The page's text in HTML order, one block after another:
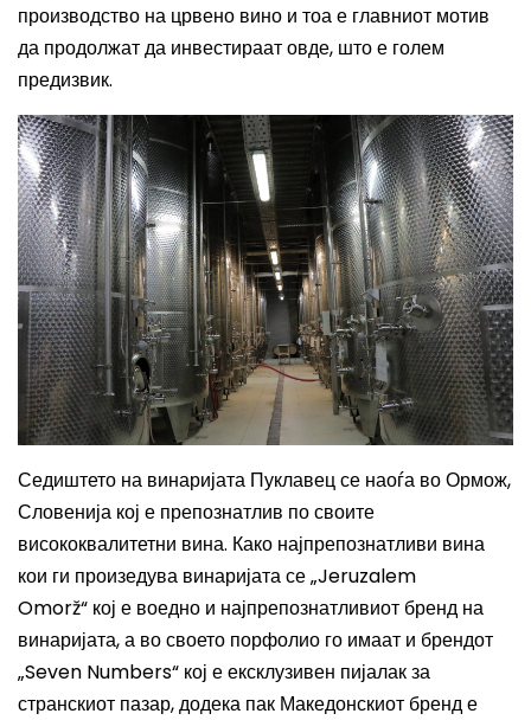
производство на црвено вино и тоа е главниот мотив
да продолжат да инвестираат овде, што е голем
предизвик.
Седиштето на винаријата Пуклавец се наоѓа во Ормож,
Словенија кој е препознатлив по своите
висококвалитетни вина. Како најпрепознатливи вина
кои ги произедува винаријата се„Jeruzalem
Omorž“ кој е воедно и најпрепознатливиот бренд на
винаријата, а во своето порфолио го имаат и брендот
„Seven Numbers“ кој е ексклузивен пијалак за
странскиот пазар, додека пак Македонскиот бренд е